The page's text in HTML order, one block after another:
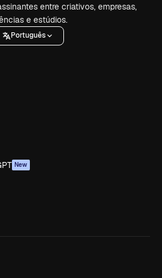
entre criativos, empresas,
e estúdios.
Português
New